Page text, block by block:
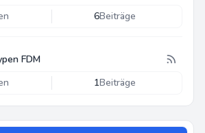
6Beiträge
FDM
1Beiträge